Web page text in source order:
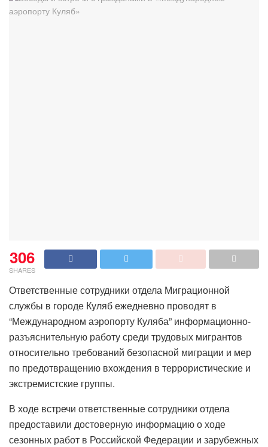
306
SHARES
Ответственные сотрудники отдела Миграционной
службы в городе Куляб ежедневно проводят в
“Международном аэропорту Куляба” информационно-
разъяснительную работу среди трудовых мигрантов
относительно требований безопасной миграции и мер
по предотвращению вхождения в террористические и
экстремистские группы.
В ходе встречи ответственные сотрудники отдела
предоставили достоверную информацию о ходе
сезонных работ в Российской Федерации и зарубежных